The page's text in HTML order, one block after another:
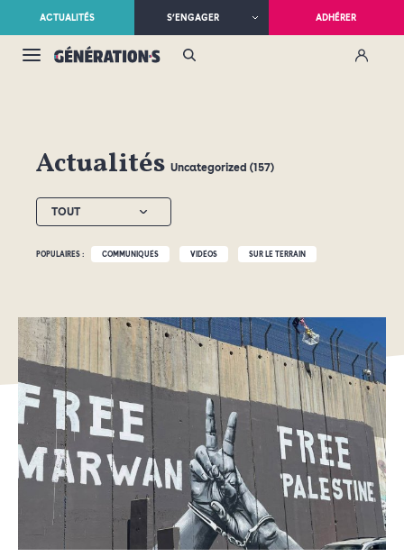
ACTUALITÉS S’ENGAGER ADHÉRER
Actualités Uncategorized (157)
TOUT
POPULAIRES : COMMUNIQUÉS VIDÉOS SUR LE TERRAIN